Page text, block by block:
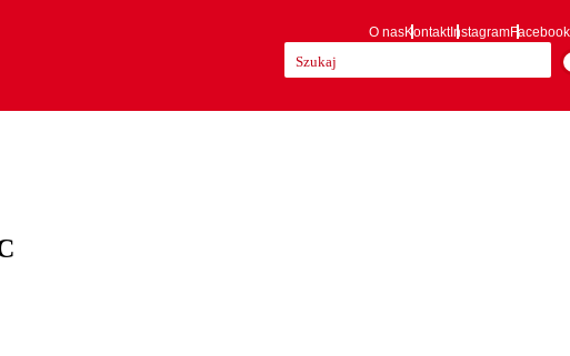
O nasKontaktInstagramFacebook